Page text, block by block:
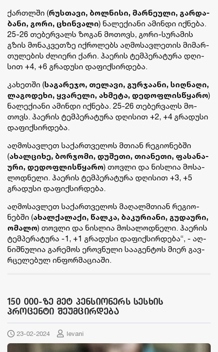
ქარ­თლში (რუს­თა­ვი, ბოლ­ნი­სი, მარ­ნე­უ­ლი, გარ­და­
ბა­ნი, გორი, ცხინ­ვა­ლი) ნა­ლე­ქი­ა­ნი ამინ­დი იქ­ნე­ბა.
25-26 თე­ბერ­ვალს ზო­გან მო­თოვს, გორი-სუ­რა­მის
გზის მო­ნაკ­ვეთ­ზე იქ­რო­ლებს აღ­მო­სავ­ლე­თის მი­მარ­
თუ­ლე­ბის ძლი­ე­რი ქარი. ჰა­ე­რის ტემ­პე­რა­ტუ­რა დღი­
სით +4, +6 გრა­დუ­სი და­ფიქ­სირ­დე­ბა.
კა­ხეთ­ში (სა­გა­რე­ჯო, თე­ლა­ვი, გურ­ჯა­ა­ნი, სიღ­ნა­ღი,
ლა­გო­დე­ხი, ყვა­რე­ლი, ახ­მე­ტა, დე­დოფ­ლის­წყა­რო)
ნა­ლე­ქი­ა­ნი ამინ­დი იქ­ნე­ბა. 25-26 თე­ბერ­ვალს მო­
თოვს. ჰა­ე­რის ტემ­პე­რა­ტუ­რა დღი­სით +2, +4 გრა­დუ­სი
და­ფიქ­სირ­დე­ბა.
აღ­მო­სავ­ლეთ სა­ქარ­თვე­ლოს მთი­ან რე­გი­ო­ნებ­ში
(ახალ­ცი­ხე, ბორ­ჯო­მი, დუ­შე­თი, თი­ა­ნე­თი, ფა­სა­ნა­
უ­რი, დე­დოფ­ლის­წყა­რო) თოვ­ლი და ნის­ლია მო­სა­
ლოდ­ნე­ლი. ჰა­ე­რის ტემ­პე­რა­ტუ­რა დღი­სით +3, +5
გრა­დუ­სი და­ფიქ­სირ­დე­ბა.
აღ­მო­სავ­ლეთ სა­ქარ­თვე­ლოს მა­ღალმთი­ან რე­გი­ო­
ნებ­ში (ახალ­ქა­ლა­ქი, წალ­კა, ბა­კუ­რი­ა­ნი, გუ­და­უ­რი,
ომა­ლო) თოვ­ლი და ნის­ლია მო­სა­ლოდ­ნე­ლი. ჰა­ე­რის
ტემ­პე­რა­ტუ­რა -1, +1 გრა­დუ­სი და­ფიქ­სირ­დე­ბა“, - აღ­
ნიშ­ნუ­ლია გა­რე­მოს ეროვ­ნუ­ლი სა­ა­გენ­ტოს მიერ გავ­
რცე­ლე­ბულ ინ­ფორ­მა­ცი­ა­ში.
150 000-ზე მეტ პენსიონერს სესხის
პროცენტი შეუმცირდება
23-02-2024 levani